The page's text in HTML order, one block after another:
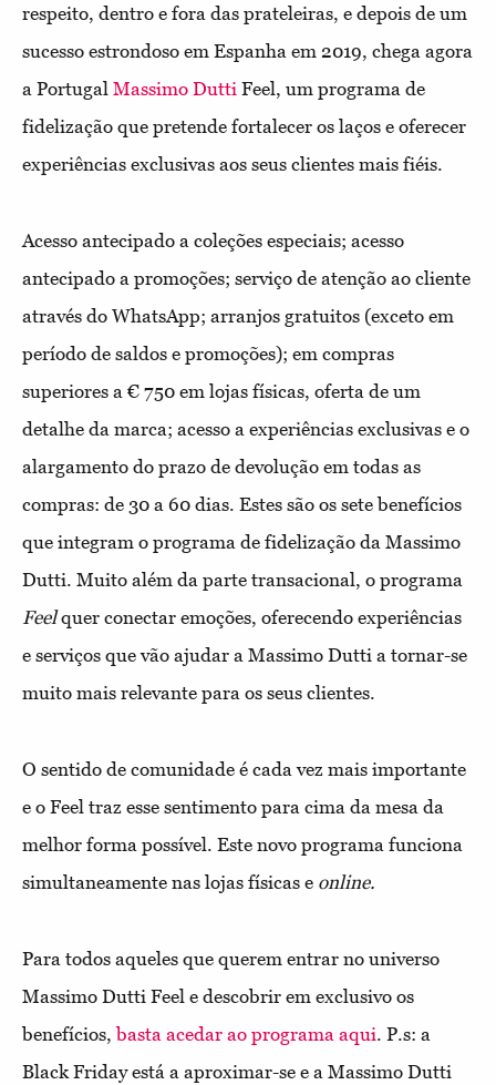
respeito, dentro e fora das prateleiras, e depois de um
sucesso estrondoso em Espanha em 2019, chega agora
a Portugal Massimo Dutti Feel, um programa de
fidelização que pretende fortalecer os laços e oferecer
experiências exclusivas aos seus clientes mais fiéis.
Acesso antecipado a coleções especiais; acesso
antecipado a promoções; serviço de atenção ao cliente
através do WhatsApp; arranjos gratuitos (exceto em
período de saldos e promoções); em compras
superiores a € 750 em lojas físicas, oferta de um
detalhe da marca; acesso a experiências exclusivas e o
alargamento do prazo de devolução em todas as
compras: de 30 a 60 dias. Estes são os sete benefícios
que integram o programa de fidelização da Massimo
Dutti. Muito além da parte transacional, o programa
Feelquer conectar emoções, oferecendo experiências
e serviços que vão ajudar a Massimo Dutti a tornar-se
muito mais relevante para os seus clientes.
O sentido de comunidade é cada vez mais importante
e o Feel traz esse sentimento para cima da mesa da
melhor forma possível. Este novo programa funciona
simultaneamente nas lojas físicas e online.
Para todos aqueles que querem entrar no universo
Massimo Dutti Feel e descobrir em exclusivo os
benefícios,basta acedar ao programa aqui. P.s: a
Black Friday está a aproximar-se e a Massimo Dutti